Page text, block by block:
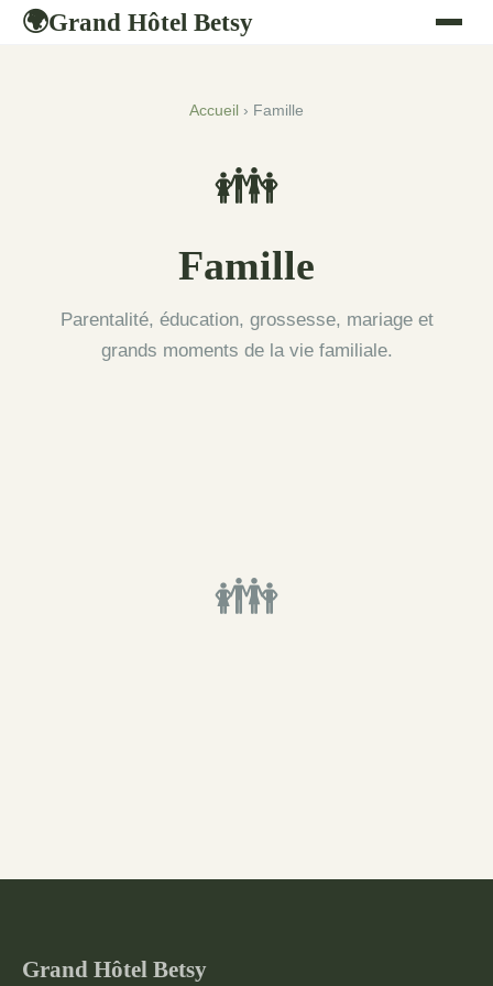
🌍Grand Hôtel Betsy
Accueil › Famille
👪
Famille
Parentalité, éducation, grossesse, mariage et
grands moments de la vie familiale.
👪
Grand Hôtel Betsy